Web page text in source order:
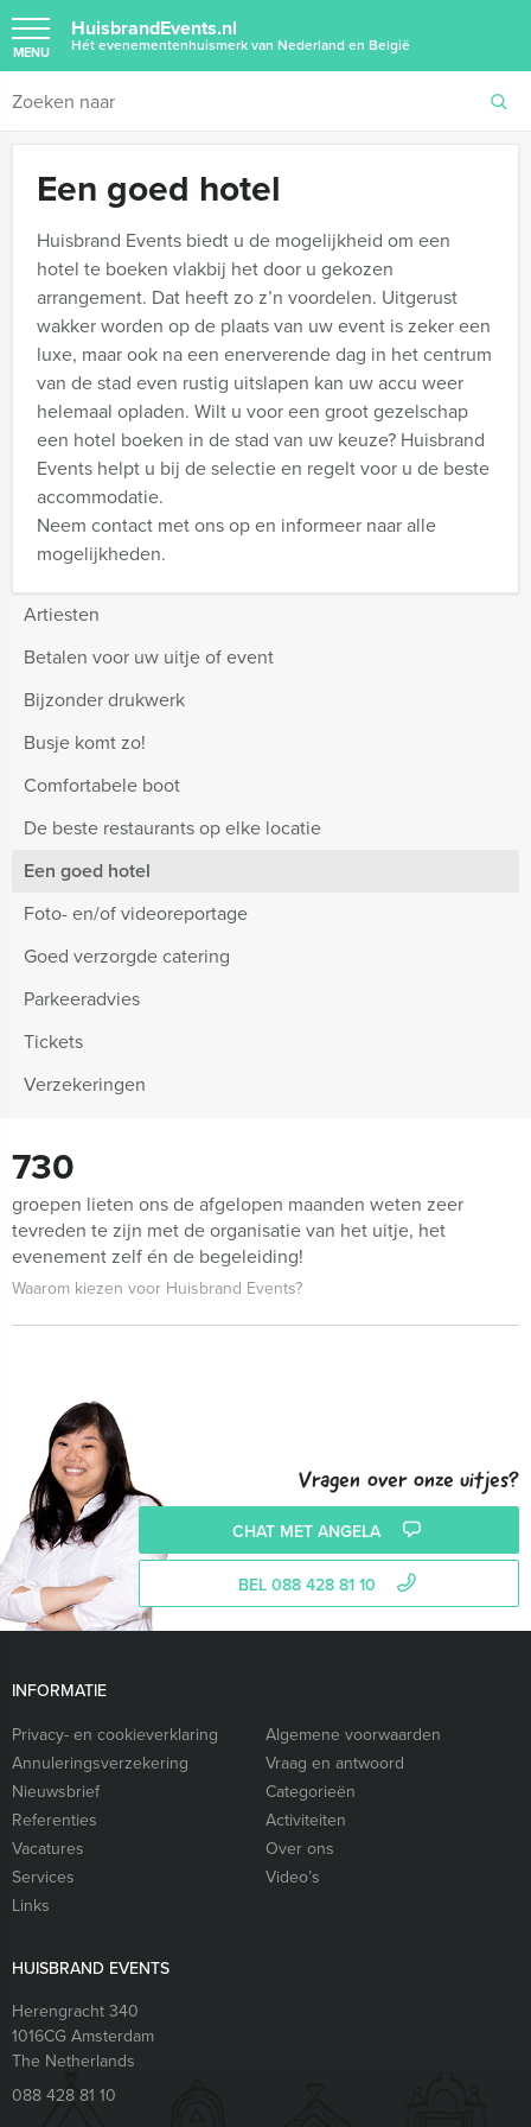
HuisbrandEvents.nl
Hét evenementenhuismerk van Nederland en België
MENU
Een goed hotel
Huisbrand Events biedt u de mogelijkheid om een
hotel te boeken vlakbij het door u gekozen
arrangement. Dat heeft zo z’n voordelen. Uitgerust
wakker worden op de plaats van uw event is zeker een
luxe, maar ook na een enerverende dag in het centrum
van de stad even rustig uitslapen kan uw accu weer
helemaal opladen. Wilt u voor een groot gezelschap
een hotel boeken in de stad van uw keuze? Huisbrand
Events helpt u bij de selectie en regelt voor u de beste
accommodatie.
Neem contact met ons op en informeer naar alle
mogelijkheden.
Artiesten
Betalen voor uw uitje of event
Bijzonder drukwerk
Busje komt zo!
Comfortabele boot
De beste restaurants op elke locatie
Een goed hotel
Foto- en/of videoreportage
Goed verzorgde catering
Parkeeradvies
Tickets
Verzekeringen
730
groepen lieten ons de afgelopen maanden weten zeer
tevreden te zijn met de organisatie van het uitje, het
evenement zelf én de begeleiding!
Waarom kiezen voor Huisbrand Events?
Vragen over onze uitjes?
CHAT MET ANGELA
BEL 088 428 81 10
INFORMATIE
Privacy- en cookieverklaring
Algemene voorwaarden
Annuleringsverzekering
Vraag en antwoord
Nieuwsbrief
Categorieën
Referenties
Activiteiten
Vacatures
Over ons
Services
Video’s
Links
HUISBRAND EVENTS
Herengracht 340
1016CG Amsterdam
The Netherlands
088 428 81 10